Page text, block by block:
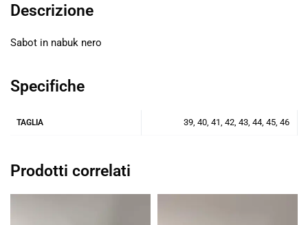
Descrizione
Sabot in nabuk nero
Specifiche
TAGLIA 39, 40, 41, 42, 43, 44, 45, 46
Prodotti correlati